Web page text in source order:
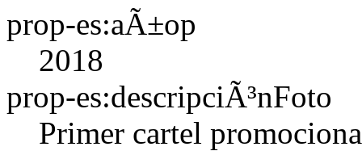
prop-es:aÃ±op
2018
prop-es:descripciÃ³nFoto
Primer cartel